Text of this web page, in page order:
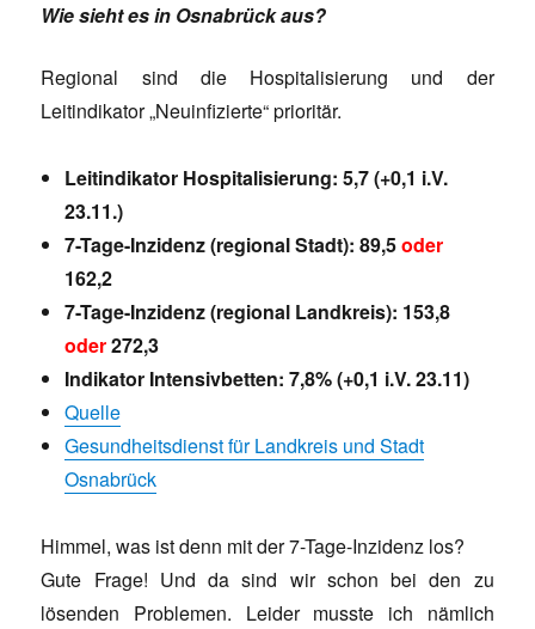
Wie sieht es in Osnabrück aus?
Regional sind die Hospitalisierung und der
Leitindikator „Neuinfizierte“ prioritär.
Leitindikator Hospitalisierung: 5,7 (+0,1 i.V.
23.11.)
7-Tage-Inzidenz (regional Stadt): 89,5oder
162,2
7-Tage-Inzidenz (regional Landkreis): 153,8
oder272,3
Indikator Intensivbetten: 7,8% (+0,1 i.V. 23.11)
Quelle
Gesundheitsdienst für Landkreis und Stadt
Osnabrück
Himmel, was ist denn mit der 7-Tage-Inzidenz los?
Gute Frage! Und da sind wir schon bei den zu
lösenden Problemen. Leider musste ich nämlich